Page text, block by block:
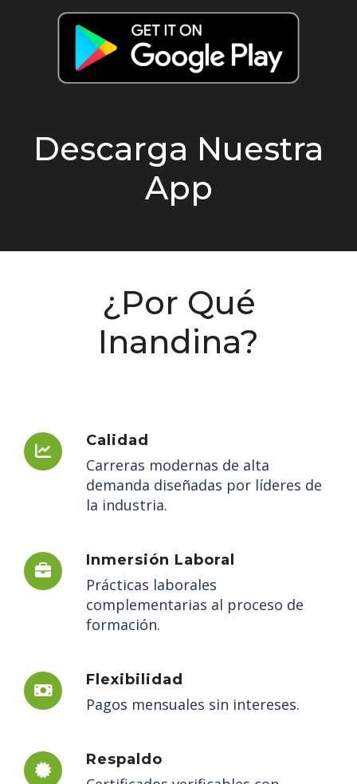
Descarga Nuestra
App
¿Por Qué
Inandina?
Calidad
Carreras modernas de alta
demanda diseñadas por líderes de
la industria.
Inmersión Laboral
Prácticas laborales
complementarias al proceso de
formación.
Flexibilidad
Pagos mensuales sin intereses.
Respaldo